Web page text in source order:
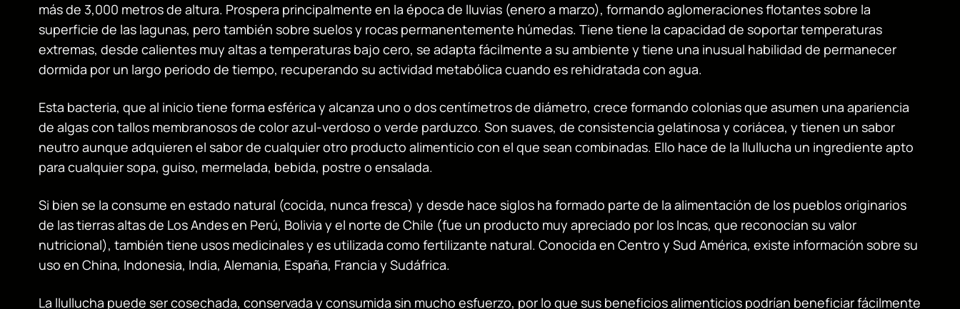
más de 3,000 metros de altura. Prospera principalmente en la época de lluvias (enero a marzo), formando aglomeraciones flotantes sobre la
superficie de las lagunas, pero también sobre suelos y rocas permanentemente húmedas. Tiene tiene la capacidad de soportar temperaturas
extremas, desde calientes muy altas a temperaturas bajo cero, se adapta fácilmente a su ambiente y tiene una inusual habilidad de permanecer
dormida por un largo periodo de tiempo, recuperando su actividad metabólica cuando es rehidratada con agua.
Esta bacteria, que al inicio tiene forma esférica y alcanza uno o dos centímetros de diámetro, crece formando colonias que asumen una apariencia
de algas con tallos membranosos de color azul-verdoso o verde parduzco. Son suaves, de consistencia gelatinosa y coriácea, y tienen un sabor
neutro aunque adquieren el sabor de cualquier otro producto alimenticio con el que sean combinadas. Ello hace de la llullucha un ingrediente apto
para cualquier sopa, guiso, mermelada, bebida, postre o ensalada.
Si bien se la consume en estado natural (cocida, nunca fresca) y desde hace siglos ha formado parte de la alimentación de los pueblos originarios
de las tierras altas de Los Andes en Perú, Bolivia y el norte de Chile (fue un producto muy apreciado por los Incas, que reconocían su valor
nutricional), también tiene usos medicinales y es utilizada como fertilizante natural. Conocida en Centro y Sud América, existe información sobre su
uso en China, Indonesia, India, Alemania, España, Francia y Sudáfrica.
La llullucha puede ser cosechada, conservada y consumida sin mucho esfuerzo, por lo que sus beneficios alimenticios podrían beneficiar fácilmente